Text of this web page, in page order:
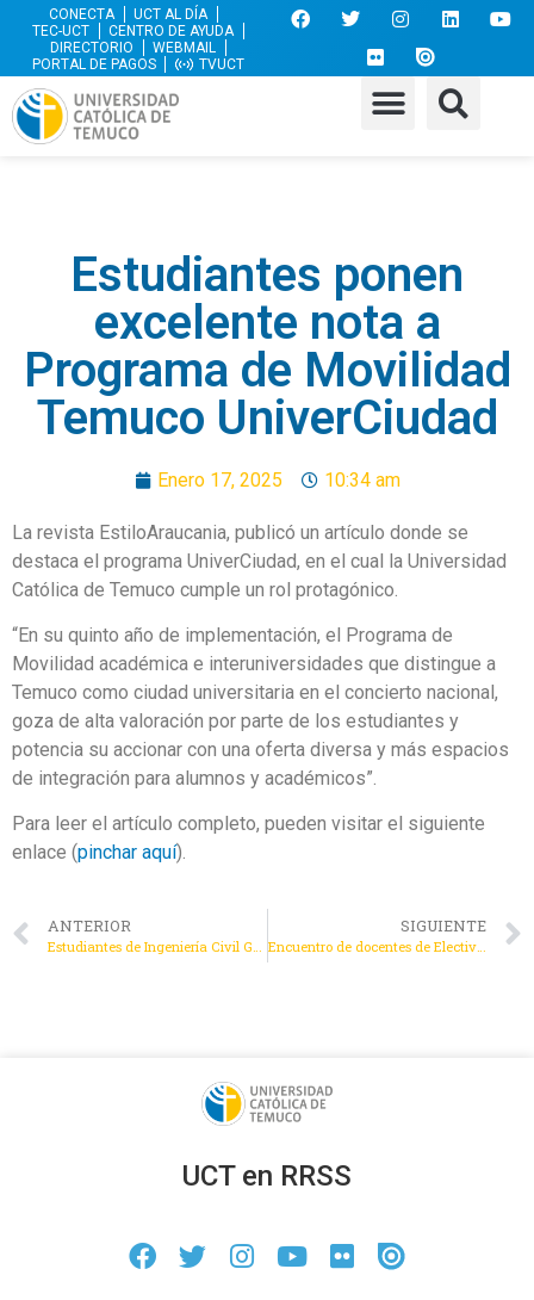
CONECTA
UCT AL DÍA
TEC-UCT
CENTRO DE AYUDA
DIRECTORIO
WEBMAIL
PORTAL DE PAGOS
TVUCT
Estudiantes ponen
excelente nota a
Programa de Movilidad
Temuco UniverCiudad
Enero 17, 2025 10:34 am
La revista EstiloAraucania, publicó un artículo donde se
destaca el programa UniverCiudad, en el cual la Universidad
Católica de Temuco cumple un rol protagónico.
“En su quinto año de implementación, el Programa de
Movilidad académica e interuniversidades que distingue a
Temuco como ciudad universitaria en el concierto nacional,
goza de alta valoración por parte de los estudiantes y
potencia su accionar con una oferta diversa y más espacios
de integración para alumnos y académicos”.
Para leer el artículo completo, pueden visitar el siguiente
enlace (pinchar aquí).
ANTERIOR SIGUIENTE
Encuentro de docentes de Electivos Interdisciplinarios
UCT en RRSS